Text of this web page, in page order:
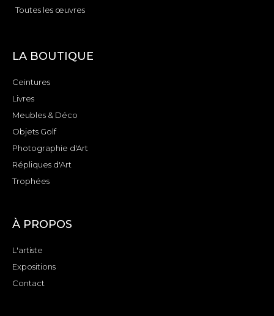
Toutes les œuvres
LA BOUTIQUE
Ceintures
Livres
Meubles & Déco
Objets Golf
Photographie d'Art
Répliques d'Art
Trophées
À PROPOS
L'artiste
Expositions
Contact